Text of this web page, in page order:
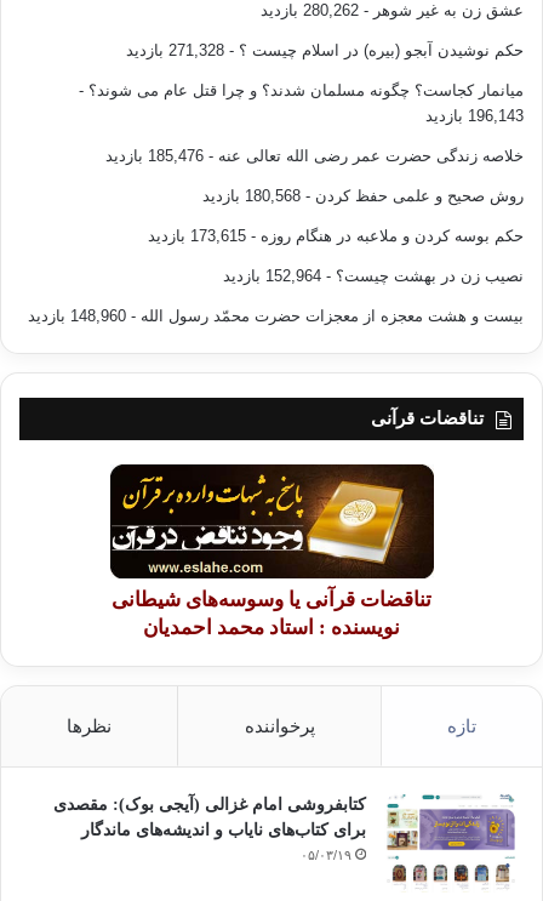
عشق زن به غیر شوهر - 280,262 بازدید
حکم نوشیدن آبجو (بیره) در اسلام چیست ؟ - 271,328 بازدید
میانمار کجاست؟ چگونه مسلمان شدند؟ و چرا قتل عام می شوند؟ -
196,143 بازدید
خلاصه زندگی حضرت عمر رضی الله تعالی عنه - 185,476 بازدید
روش صحیح و علمی حفظ کردن - 180,568 بازدید
حکم بوسه کردن و ملاعبه در هنگام روزه - 173,615 بازدید
نصیب زن در بهشت چیست؟ - 152,964 بازدید
بیست و هشت معجزه از معجزات حضرت محمّد رسول الله - 148,960 بازدید
تناقضات قرآنی
تناقضات قرآنی یا وسوسه‌های شیطانی
نویسنده : استاد محمد احمدیان
تازه پرخواننده نظرها
کتابفروشی امام غزالی (آیجی بوک): مقصدی
برای کتاب‌های نایاب و اندیشه‌های ماندگار
۰۵/۰۳/۱۹